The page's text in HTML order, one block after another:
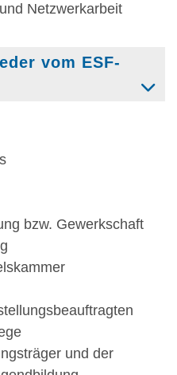
Netzwerkarbeit
vom ESF-
bzw. Gewerkschaft
und der